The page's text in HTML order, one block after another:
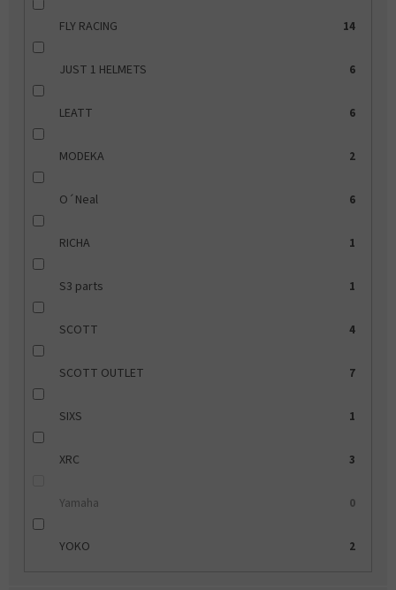
FLY RACING 14
JUST 1 HELMETS 6
LEATT 6
MODEKA 2
O´Neal 6
RICHA 1
S3 parts 1
SCOTT 4
SCOTT OUTLET 7
SIXS 1
XRC 3
Yamaha 0
YOKO 2